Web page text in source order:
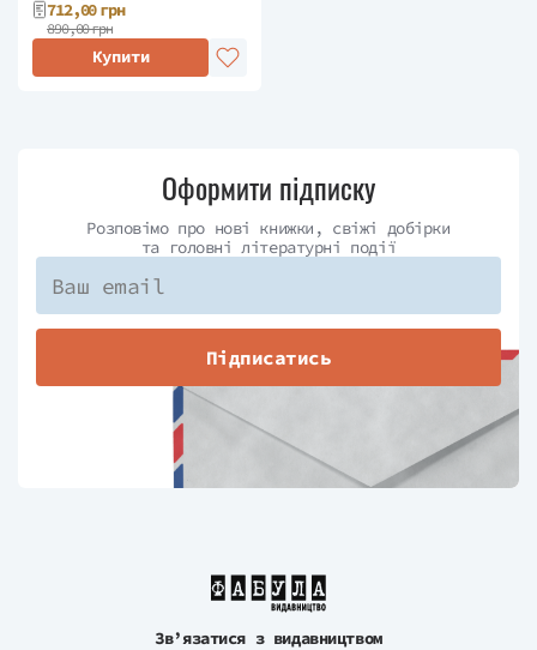
712,00 грн
890,00 грн
Купити
Оформити підписку
Розповімо про нові книжки, свіжі добірки
та головні літературні події
Підписатись
Зв’язатися з видавництвом